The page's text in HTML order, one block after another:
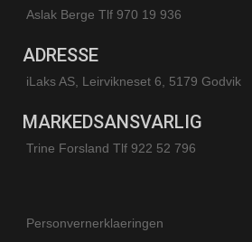
Aslak Berge Tlf 970 19 936
ADRESSE
iLaks AS, Leirvikneset 6, 5179 Godvik
MARKEDSANSVARLIG
Trine Forsland Tlf 922 52 796
Personvernerklaeringen